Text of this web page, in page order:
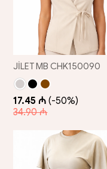
JİLET MB CHK150090
17.45 ₼ (-50%)
34.90 ₼